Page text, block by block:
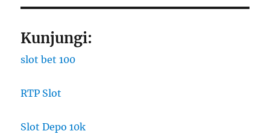
Kunjungi:
slot bet 100
RTP Slot
Slot Depo 10k